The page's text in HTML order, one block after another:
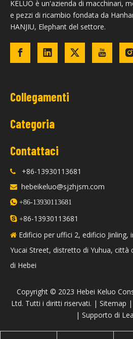
KELUO è un'azienda di macchinari,
e pezzi di ricambio fondata da
HANJIU, Elephant del settore.
Collegamenti
Categoria
Contattaci
 +86-13930113681
 hebeikeluo@sjzhjsm.com
 +86-13930113681
 +86-13930113681
 Edificio per uffici 2, edificio Jinling,
Yucai Street, distretto di Yuhua, città
di Hebei
​Copyright © 2023 Hebei Keluo
Ltd. Tutti i diritti riservati. | Sitemap |
| Supporto di